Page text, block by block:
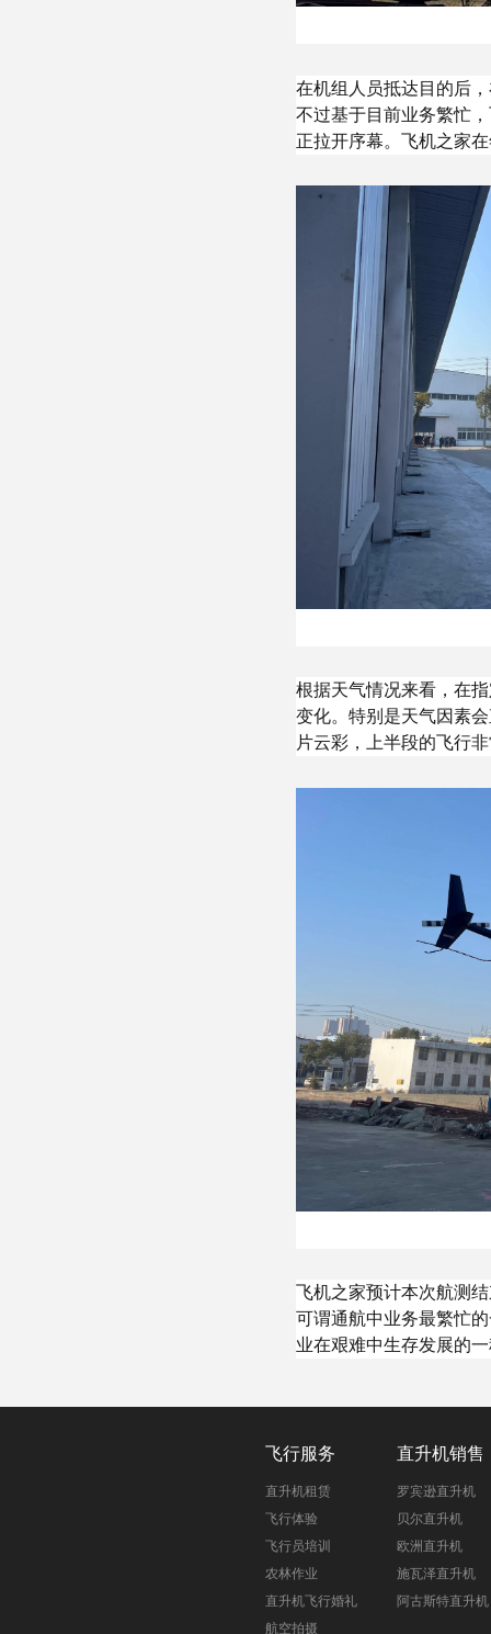
在机组人员抵达目的后
不过基于目前业务繁忙
正拉开序幕。飞机之家
根据天气情况来看，在
变化。特别是天气因素
片云彩，上半段的飞行
飞机之家预计本次航测
可谓通航中业务最繁忙
业在艰难中生存发展的
飞行服务
直升机租赁
飞行体验
飞行员培训
农林作业
直升机飞行婚礼
航空拍摄
直升机销售
罗宾逊直升机
贝尔直升机
欧洲直升机
施瓦泽直升机
阿古斯特直升机